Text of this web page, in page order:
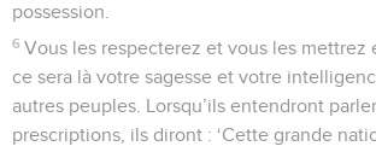
possession.
6 Vous les respecterez et vous les mettrez
ce sera là votre sagesse et votre
autres peuples. Lorsqu’ils entendront
prescriptions, ils diront : ‘Cette grande